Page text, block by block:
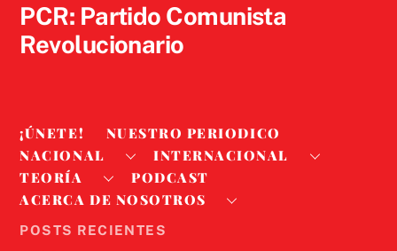
PCR: Partido Comunista
Revolucionario
¡ÚNETE!
NUESTRO PERIODICO
NACIONAL
INTERNACIONAL
TEORÍA
PODCAST
ACERCA DE NOSOTROS
POSTS RECIENTES